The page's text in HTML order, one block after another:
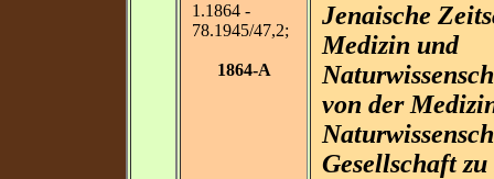
1.1864 -
78.1945/47,2;
1864-A
Jenaische
Medizin und
von der
Gesellschaft zu